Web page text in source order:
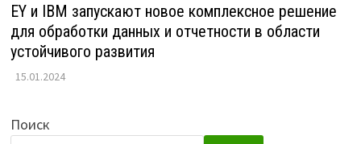
EY и IBM запускают новое комплексное решение
для обработки данных и отчетности в области
устойчивого развития
15.01.2024
Поиск